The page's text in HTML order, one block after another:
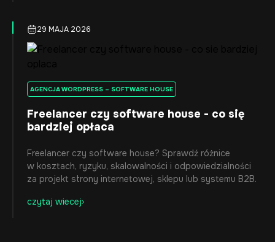
29 MAJA 2026
AGENCJA WORDPRESS – SOFTWARE HOUSE
Freelancer czy software house - co się
bardziej opłaca
Freelancer czy software house? Sprawdź różnice
w kosztach, ryzyku, skalowalności i odpowiedzialności
za projekt strony internetowej, sklepu lub systemu B2B.
czytaj wiecej